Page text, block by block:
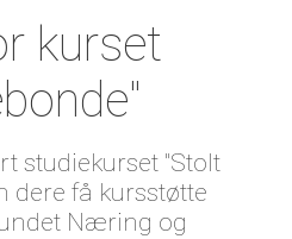
kurset
studiekurset "Stolt
dere få kursstøtte
Næring og